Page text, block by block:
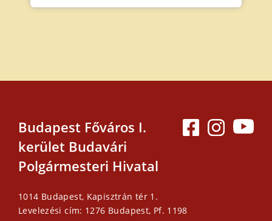
Budapest Főváros I.
kerület Budavári
Polgármesteri Hivatal
1014 Budapest, Kapisztrán tér 1.
Levelezési cím: 1276 Budapest, Pf. 1198